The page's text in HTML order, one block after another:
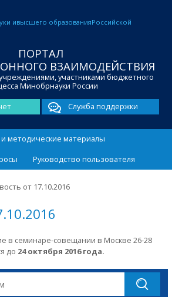
ивысшего образованияРоссийской
ПОРТАЛ
ВЗАИМОДЕЙСТВИЯ
участниками бюджетного
Минобрнауки России
Служба поддержки
методические материалы
Руководство пользователя
от 17.10.2016
в семинаре-совещании в Москве 26-28
до 24 октября 2016 года.